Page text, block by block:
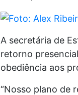
A secretária de
retorno
obediência aos
“Nosso plano de